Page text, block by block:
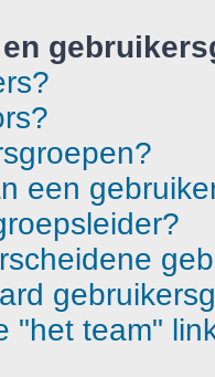
een
"het team"